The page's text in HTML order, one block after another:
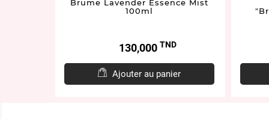
Brume Lavender Essence Mist
100ml
Prix130,000 TND
Ajouter au panier